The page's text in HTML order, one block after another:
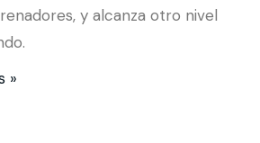
y alcanza otro nivel
»